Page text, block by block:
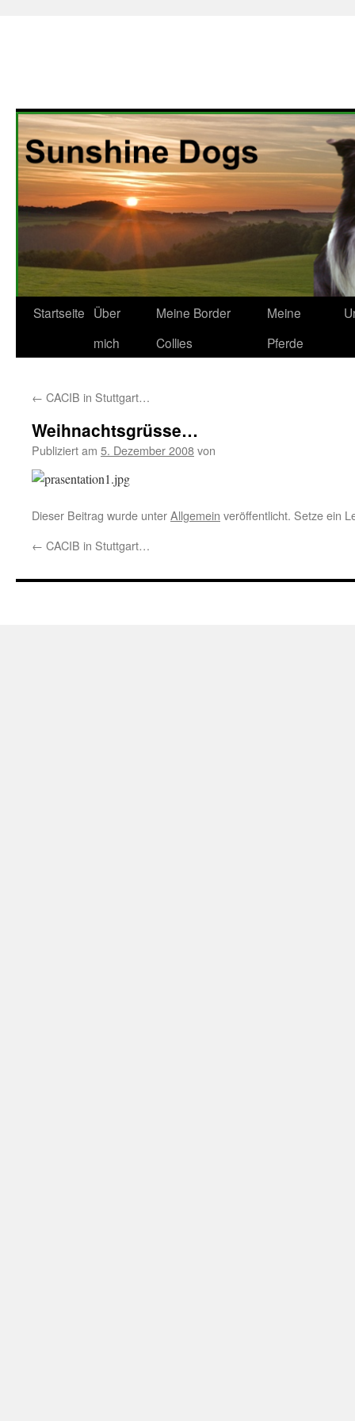
Zum
Startseite Über
mich
Meine Border
Collies
Meine
Pferde
← CACIB in Stuttgart…
Weihnachtsgrüsse…
Publiziert am 5. Dezember 2008von
Dieser Beitrag wurde unterAllgemein veröffentlicht. Setze ein
← CACIB in Stuttgart…